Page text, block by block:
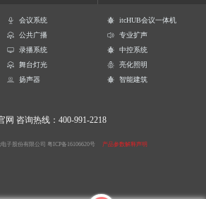
会议系统
itcHUB会议一体机
公共广播
专业扩声
录播系统
中控系统
舞台灯光
亮化照明
扬声器
智能建筑
网 咨询热线：400-991-2218
子股份有限公司 粤ICP备16106620号 产品参数解释声明